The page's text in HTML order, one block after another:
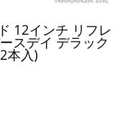
12インチ リフレ
スデイ デラック
本入)